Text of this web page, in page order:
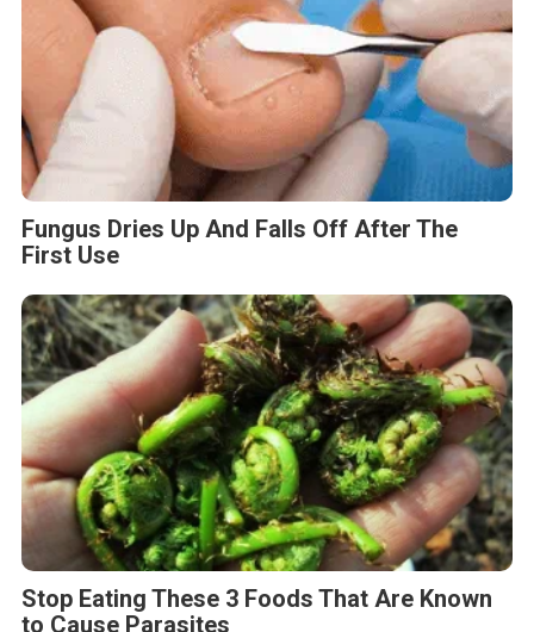
Fungus Dries Up And Falls Off After The
First Use
Stop Eating These 3 Foods That Are Known
to Cause Parasites